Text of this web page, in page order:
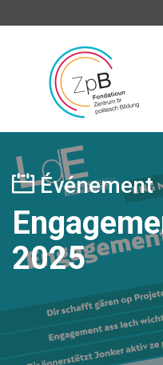
Événement
2025